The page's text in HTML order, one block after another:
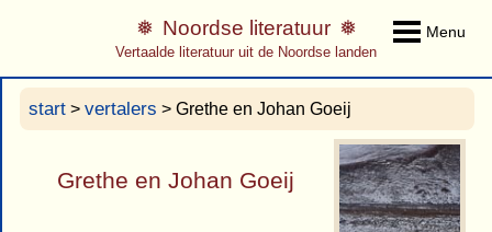
Menu
Noordse literatuur
Vertaalde literatuur uit de Noordse landen
start > vertalers > Grethe en Johan Goeij
Grethe en Johan Goeij